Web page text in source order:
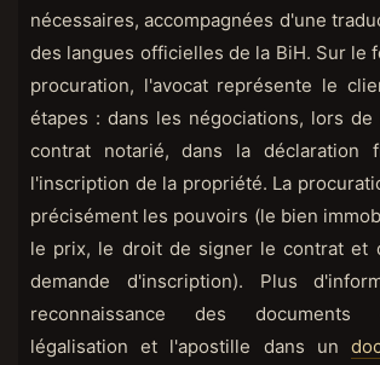
nécessaires, accompagnées d'une
des langues officielles de la BiH. Sur le
procuration, l'avocat représente le
étapes : dans les négociations, lors de
contrat notarié, dans la déclaration
l'inscription de la propriété. La
précisément les pouvoirs (le bien
le prix, le droit de signer le contrat et
demande d'inscription). Plus
reconnaissance des documents
légalisation et l'apostille dans un